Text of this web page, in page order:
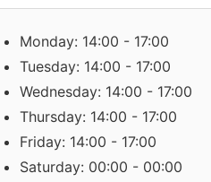
Monday: 14:00 - 17:00
Tuesday: 14:00 - 17:00
Wednesday: 14:00 - 17:00
Thursday: 14:00 - 17:00
Friday: 14:00 - 17:00
Saturday: 00:00 - 00:00